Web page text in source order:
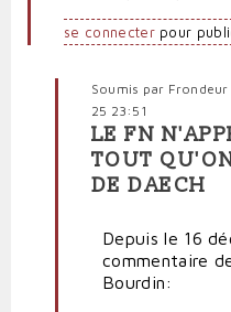
se connecterpour
Soumis par Frondeur
25 23:51
En
réponse
à
République
débande
face
LE FN
TOUT
DE DAECH
Depuis le 16
commentaire
Bourdin: